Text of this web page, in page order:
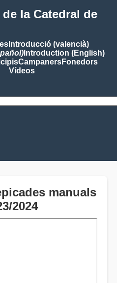
la Catedral de
Introducció (valencià)
Introduction (English)
CampanersFonedors
Vídeos
manuals
2024